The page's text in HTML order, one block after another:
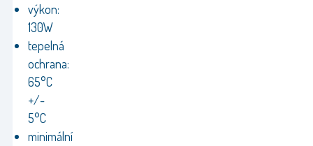
výkon:
130W
tepelná
ochrana:
65°C
+/-
5°C
minimální